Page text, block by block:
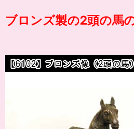
ブロンズ製の2頭の馬